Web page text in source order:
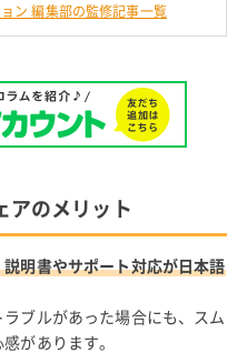
ン 編集部の監修記事一覧
アのメリット
明書やサポート対応が日本語
ブルがあった場合にも、スム
があります。